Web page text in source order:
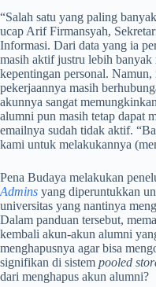
“Salah satu yang paling
ucap Arif Firmansyah,
Informasi. Dari data yang ia
masih aktif justru lebih
kepentingan personal.
pekerjaannya masih
akunnya sangat
alumni pun masih tetap dapat
emailnya sudah tidak aktif.
kami untuk melakukannya
Pena Budaya melakukan
Admins yang diperuntukkan
universitas yang nantinya
Dalam panduan tersebut,
kembali akun-akun alumni
menghapusnya agar bisa
signifikan di sistem pooled
dari menghapus akun alumni?